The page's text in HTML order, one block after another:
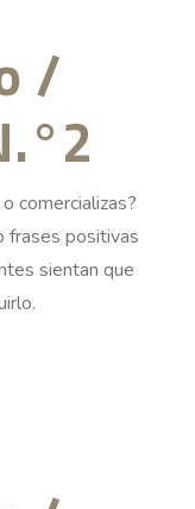
/
comercializas?
frases positivas
sientan que